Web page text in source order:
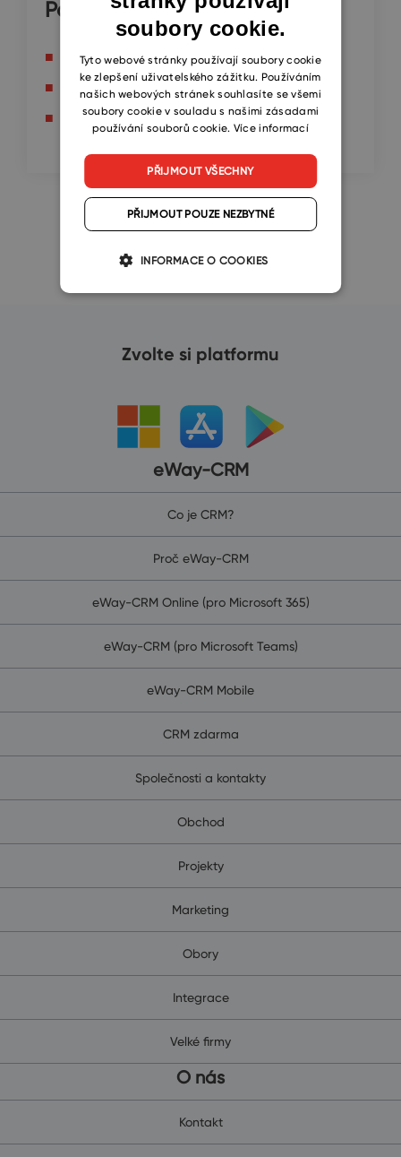
Pokračujte zde
Změna eWay-CRM předplatného
Změna fakturační e-mailové adresy
Změna platební metody
Zvolte si platformu
eWay-CRM
Co je CRM?
Proč eWay-CRM
eWay-CRM Online (pro Microsoft 365)
eWay-CRM (pro Microsoft Teams)
eWay-CRM Mobile
CRM zdarma
Společnosti a kontakty
Obchod
Projekty
Marketing
Obory
Integrace
Velké firmy
O nás
Kontakt
CZECH
SLOVAK
soubory cookie.
Tyto webové stránky používají soubory cookie
ke zlepšení uživatelského zážitku. Používáním
našich webových stránek souhlasíte se všemi
soubory cookie v souladu s našimi zásadami
používání souborů cookie. Více informací
PŘIJMOUT VŠECHNY
PŘIJMOUT POUZE NEZBYTNÉ
INFORMACE O COOKIES